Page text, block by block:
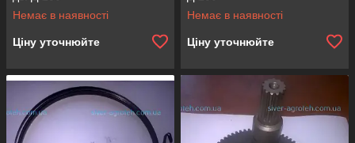
Немає в наявності
Ціну уточнюйте
Немає в наявності
Ціну уточнюйте